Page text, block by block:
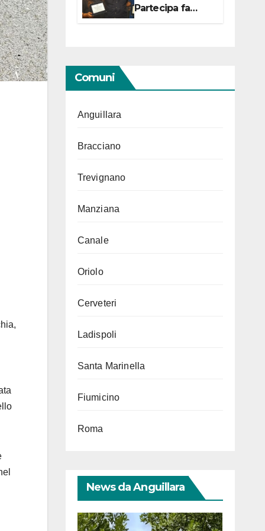
Partecipa fa
centro con due
Comuni
Anguillara
Bracciano
Trevignano
Manziana
Canale
Oriolo
Cerveteri
Ladispoli
Santa Marinella
Fiumicino
Roma
News da Anguillara